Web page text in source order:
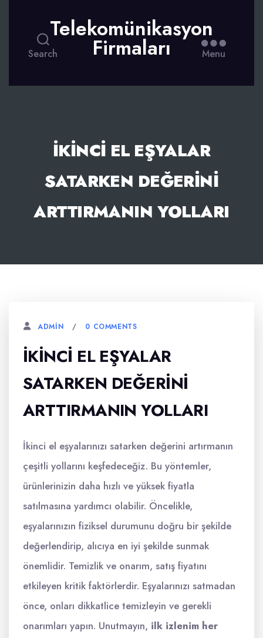
Search
Telekomünikasyon
Firmaları Menu
İKINCI EL EŞYALAR
SATARKEN DEĞERINI
ARTTIRMANIN YOLLARI
ADMIN 0 COMMENTS
İKINCI EL EŞYALAR
SATARKEN DEĞERINI
ARTTIRMANIN YOLLARI
İkinci el eşyalarınızı satarken değerini artırmanın
çeşitli yollarını keşfedeceğiz. Bu yöntemler,
ürünlerinizin daha hızlı ve yüksek fiyatla
satılmasına yardımcı olabilir. Öncelikle,
eşyalarınızın fiziksel durumunu doğru bir şekilde
değerlendirip, alıcıya en iyi şekilde sunmak
önemlidir. Temizlik ve onarım, satış fiyatını
etkileyen kritik faktörlerdir. Eşyalarınızı satmadan
önce, onları dikkatlice temizleyin ve gerekli
onarımları yapın. Unutmayın, ilk izlenim her